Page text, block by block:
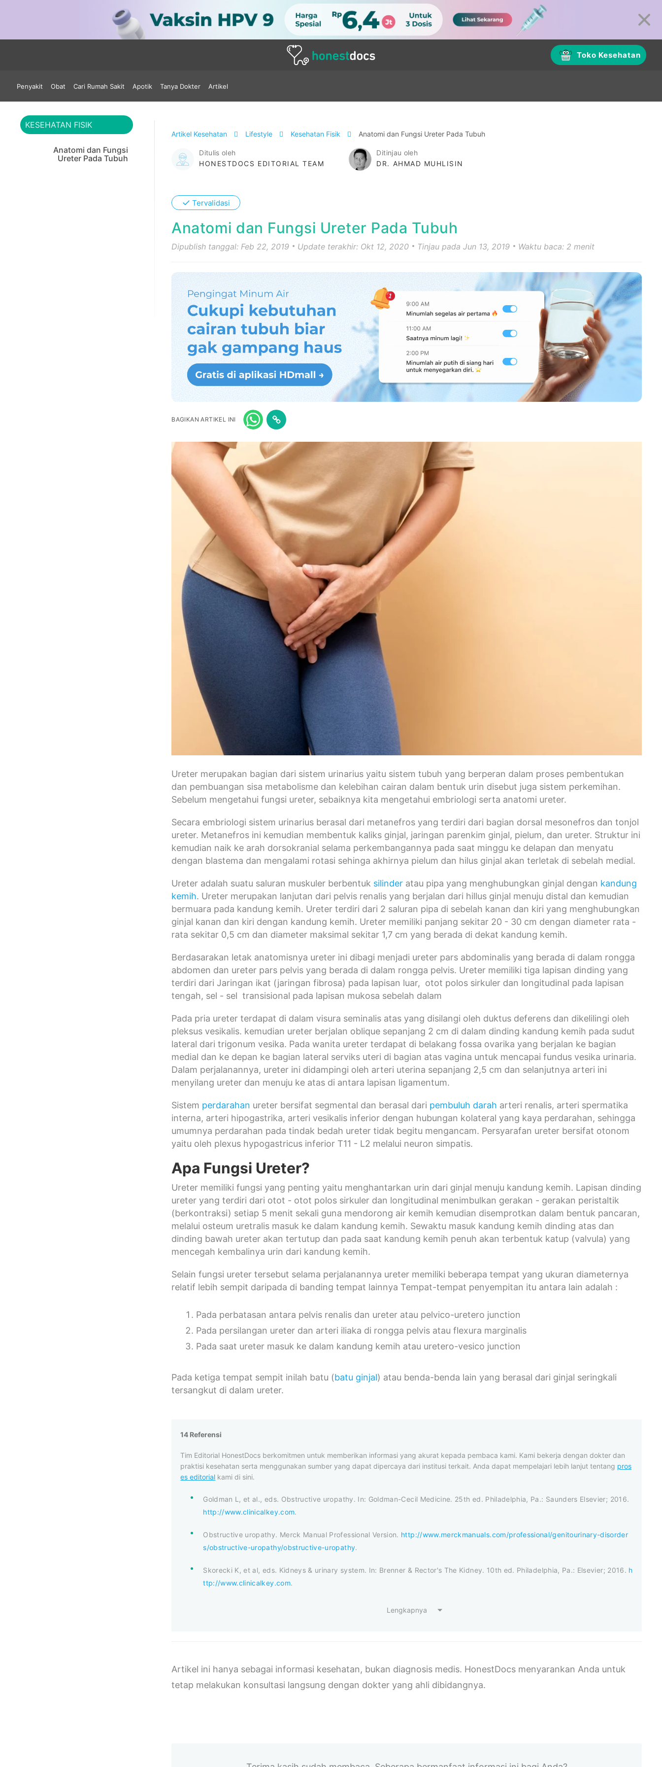
Toko Kesehatan
Penyakit Obat Cari Rumah Sakit Apotik Tanya Dokter Artikel
KESEHATAN FISIK
Anatomi dan Fungsi
Ureter Pada Tubuh
Artikel Kesehatan Lifestyle Kesehatan Fisik Anatomi dan Fungsi Ureter Pada Tubuh
Ditulis oleh
HONESTDOCS EDITORIAL TEAM
Ditinjau oleh
DR. AHMAD MUHLISIN
✓ Tervalidasi
Anatomi dan Fungsi Ureter Pada Tubuh
Dipublish tanggal: Feb 22, 2019 Update terakhir: Okt 12, 2020 Tinjau pada Jun 13, 2019 Waktu baca: 2 menit
BAGIKAN ARTIKEL INI
Ureter merupakan bagian dari sistem urinarius yaitu sistem tubuh yang berperan dalam proses pembentukan
dan pembuangan sisa metabolisme dan kelebihan cairan dalam bentuk urin disebut juga sistem perkemihan.
Sebelum mengetahui fungsi ureter, sebaiknya kita mengetahui embriologi serta anatomi ureter.
Secara embriologi sistem urinarius berasal dari metanefros yang terdiri dari bagian dorsal mesonefros dan tonjol
ureter. Metanefros ini kemudian membentuk kaliks ginjal, jaringan parenkim ginjal, pielum, dan ureter. Struktur ini
kemudian naik ke arah dorsokranial selama perkembangannya pada saat minggu ke delapan dan menyatu
dengan blastema dan mengalami rotasi sehinga akhirnya pielum dan hilus ginjal akan terletak di sebelah medial.
Ureter adalah suatu saluran muskuler berbentuk silinder atau pipa yang menghubungkan ginjal dengan kandung
kemih. Ureter merupakan lanjutan dari pelvis renalis yang berjalan dari hillus ginjal menuju distal dan kemudian
bermuara pada kandung kemih. Ureter terdiri dari 2 saluran pipa di sebelah kanan dan kiri yang menghubungkan
ginjal kanan dan kiri dengan kandung kemih. Ureter memiliki panjang sekitar 20 - 30 cm dengan diameter rata -
rata sekitar 0,5 cm dan diameter maksimal sekitar 1,7 cm yang berada di dekat kandung kemih.
Berdasarakan letak anatomisnya ureter ini dibagi menjadi ureter pars abdominalis yang berada di dalam rongga
abdomen dan ureter pars pelvis yang berada di dalam rongga pelvis. Ureter memiliki tiga lapisan dinding yang
terdiri dari Jaringan ikat (jaringan fibrosa) pada lapisan luar, otot polos sirkuler dan longitudinal pada lapisan
tengah, sel - sel transisional pada lapisan mukosa sebelah dalam
Pada pria ureter terdapat di dalam visura seminalis atas yang disilangi oleh duktus deferens dan dikelilingi oleh
pleksus vesikalis. kemudian ureter berjalan oblique sepanjang 2 cm di dalam dinding kandung kemih pada sudut
lateral dari trigonum vesika. Pada wanita ureter terdapat di belakang fossa ovarika yang berjalan ke bagian
medial dan ke depan ke bagian lateral serviks uteri di bagian atas vagina untuk mencapai fundus vesika urinaria.
Dalam perjalanannya, ureter ini didampingi oleh arteri uterina sepanjang 2,5 cm dan selanjutnya arteri ini
menyilang ureter dan menuju ke atas di antara lapisan ligamentum.
Sistem perdarahan ureter bersifat segmental dan berasal dari pembuluh darah arteri renalis, arteri spermatika
interna, arteri hipogastrika, arteri vesikalis inferior dengan hubungan kolateral yang kaya perdarahan, sehingga
umumnya perdarahan pada tindak bedah ureter tidak begitu mengancam. Persyarafan ureter bersifat otonom
yaitu oleh plexus hypogastricus inferior T11 - L2 melalui neuron simpatis.
Apa Fungsi Ureter?
Ureter memiliki fungsi yang penting yaitu menghantarkan urin dari ginjal menuju kandung kemih. Lapisan dinding
ureter yang terdiri dari otot - otot polos sirkuler dan longitudinal menimbulkan gerakan - gerakan peristaltik
(berkontraksi) setiap 5 menit sekali guna mendorong air kemih kemudian disemprotkan dalam bentuk pancaran,
melalui osteum uretralis masuk ke dalam kandung kemih. Sewaktu masuk kandung kemih dinding atas dan
dinding bawah ureter akan tertutup dan pada saat kandung kemih penuh akan terbentuk katup (valvula) yang
mencegah kembalinya urin dari kandung kemih.
Selain fungsi ureter tersebut selama perjalanannya ureter memiliki beberapa tempat yang ukuran diameternya
relatif lebih sempit daripada di banding tempat lainnya Tempat-tempat penyempitan itu antara lain adalah :
Pada perbatasan antara pelvis renalis dan ureter atau pelvico-uretero junction
Pada persilangan ureter dan arteri iliaka di rongga pelvis atau flexura marginalis
Pada saat ureter masuk ke dalam kandung kemih atau uretero-vesico junction
Pada ketiga tempat sempit inilah batu (batu ginjal) atau benda-benda lain yang berasal dari ginjal seringkali
tersangkut di dalam ureter.
14 Referensi
Tim Editorial HonestDocs berkomitmen untuk memberikan informasi yang akurat kepada pembaca kami. Kami bekerja dengan dokter dan
praktisi kesehatan serta menggunakan sumber yang dapat dipercaya dari institusi terkait. Anda dapat mempelajari lebih lanjut tentang pros
es editorial kami di sini.
Goldman L, et al., eds. Obstructive uropathy. In: Goldman-Cecil Medicine. 25th ed. Philadelphia, Pa.: Saunders Elsevier; 2016.
http://www.clinicalkey.com.
Obstructive uropathy. Merck Manual Professional Version. http://www.merckmanuals.com/professional/genitourinary-disorder
s/obstructive-uropathy/obstructive-uropathy.
Skorecki K, et al, eds. Kidneys & urinary system. In: Brenner & Rector's The Kidney. 10th ed. Philadelphia, Pa.: Elsevier; 2016. h
ttp://www.clinicalkey.com.
Lengkapnya
Artikel ini hanya sebagai informasi kesehatan, bukan diagnosis medis. HonestDocs menyarankan Anda untuk
tetap melakukan konsultasi langsung dengan dokter yang ahli dibidangnya.